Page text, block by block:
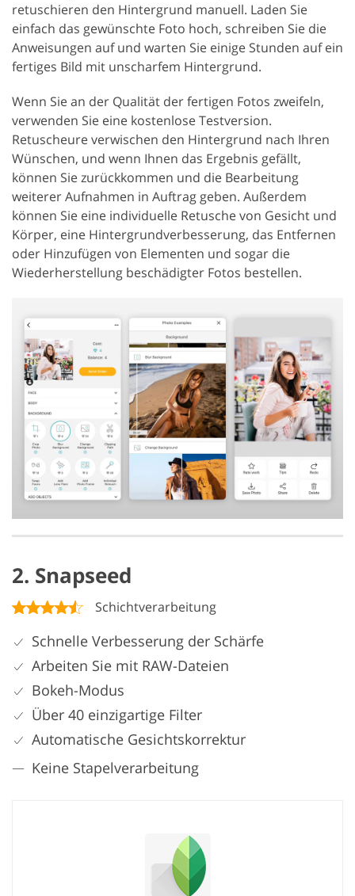
retuschieren den Hintergrund manuell. Laden Sie
einfach das gewünschte Foto hoch, schreiben Sie die
Anweisungen auf und warten Sie einige Stunden auf ein
fertiges Bild mit unscharfem Hintergrund.
Wenn Sie an der Qualität der fertigen Fotos zweifeln,
verwenden Sie eine kostenlose Testversion.
Retuscheure verwischen den Hintergrund nach Ihren
Wünschen, und wenn Ihnen das Ergebnis gefällt,
können Sie zurückkommen und die Bearbeitung
weiterer Aufnahmen in Auftrag geben. Außerdem
können Sie eine individuelle Retusche von Gesicht und
Körper, eine Hintergrundverbesserung, das Entfernen
oder Hinzufügen von Elementen und sogar die
Wiederherstellung beschädigter Fotos bestellen.
2. Snapseed
Schichtverarbeitung
Schnelle Verbesserung der Schärfe
Arbeiten Sie mit RAW-Dateien
Bokeh-Modus
Über 40 einzigartige Filter
Automatische Gesichtskorrektur
Keine Stapelverarbeitung